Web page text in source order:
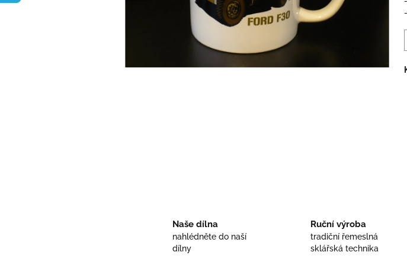
Naše dílna
nahlédněte do naší
dílny
Ruční výroba
tradiční řemeslná
sklářská technika